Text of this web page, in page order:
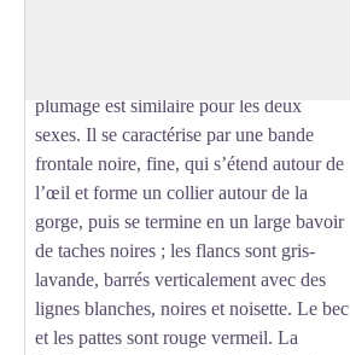
plumage est similaire pour les deux
sexes. Il se caractérise par une bande
frontale noire, fine, qui s’étend autour de
l’œil et forme un collier autour de la
gorge, puis se termine en un large bavoir
de taches noires ; les flancs sont gris-
lavande, barrés verticalement avec des
lignes blanches, noires et noisette. Le bec
et les pattes sont rouge vermeil. La